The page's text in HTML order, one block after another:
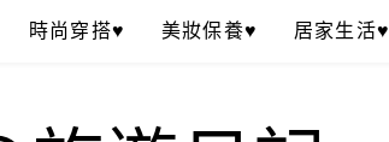
時尚穿搭♥ 美妝保養♥ 居家生活♥